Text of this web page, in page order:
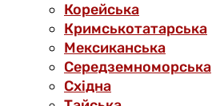
Корейська
Кримськотатарська
Мексиканська
Середземноморська
Східна